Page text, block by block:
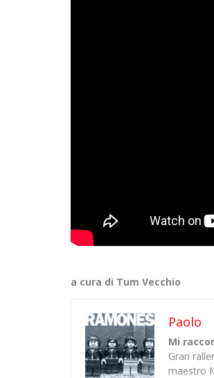
a cura di Tum Vecchio
Paolo
Mi
Gran
maestro